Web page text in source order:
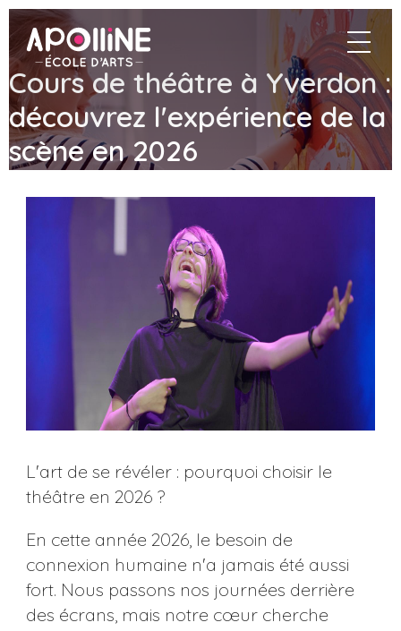
Apolline
–
École
d'arts
Cours de théâtre à Yverdon :
découvrez l'expérience de la
scène en 2026
L'art de se révéler : pourquoi choisir le
théâtre en 2026 ?
En cette année 2026, le besoin de
connexion humaine n'a jamais été aussi
fort. Nous passons nos journées derrière
des écrans, mais notre cœur cherche